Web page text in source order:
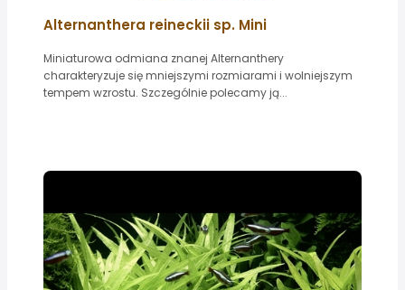
Alternanthera reineckii sp. Mini
Miniaturowa odmiana znanej Alternanthery
charakteryzuje się mniejszymi rozmiarami i wolniejszym
tempem wzrostu. Szczególnie polecamy ją...